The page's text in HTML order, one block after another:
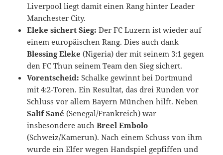
Liverpool liegt damit einen Rang hinter Leader
Manchester City.
Eleke sichert Sieg: Der FC Luzern ist wieder auf
einem europäischen Rang. Dies auch dank
Blessing Eleke (Nigeria) der mit seinem 3:1 gegen
den FC Thun seinem Team den Sieg sichert.
Vorentscheid: Schalke gewinnt bei Dortmund
mit 4:2-Toren. Ein Resultat, das drei Runden vor
Schluss vor allem Bayern München hilft. Neben
Salif Sané (Senegal/Frankreich) war
insbesondere auchBreel Embolo
(Schweiz/Kamerun). Nach einem Schuss von ihm
wurde ein Elfer wegen Handspiel gepfiffen und